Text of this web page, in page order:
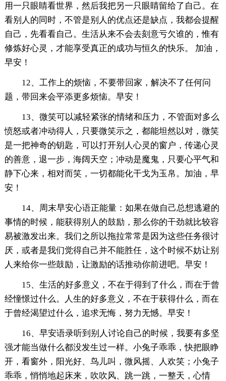
用一只眼睛看世界，然后我把另一只眼睛留给了自己。在
看别人的同时，不管是别人的优点还是缺点，我都会提醒
自己，先看看自己。生活从来不会去刻意亏欠谁的，惟有
修炼好心灵，才能享受真正的成功与恒久的快乐。 加油，
早安！
12、工作上的烦恼，不要带回家，解决不了任何问
题，带回来会平添更多烦恼。早安！
13、微笑可以减轻紧张的情绪和压力，不管面对多么
愤怒或者冲动得人，只要微笑示之，都能坦然以对，微笑
是一把神奇的钥匙，可以打开别人心灵的窗户，传递心灵
的善意，退一步，海阔天空；冲动是魔鬼，只要心平气和
静下心来，相对而笑，一切都能化干戈为玉帛。加油，早
安！
14、周末早安心语正能量：如果在做自己总想逃避的
事情的时候，能获得别人的鼓励，那么你的干劲就比较容
易被激发出来。我们之所以拖拉常常是因为这些任务很讨
厌，或者是我们觉得自己并不能胜任，这个时候不妨让别
人来给你一些鼓励，让激励的话推动你前进吧。早安！
15、生活的好多意义，不在于得到了什么，而在于曾
经憧憬过什么。人生的好多意义，不在于获得什么，而在
于曾经渴望过什么，追求无悔，努力无憾。早安！
16、早安语录听到别人讨论自己的时候，我要有多坚
强才能当做什么都没发生过一样。小兔子乖乖，快把眼睁
开，看窗外，阳光好、鸟儿叫，微风摇、人欢笑；小兔子
乖乖，悄悄地起床来，吹吹风、跳一跳，一整天，心情